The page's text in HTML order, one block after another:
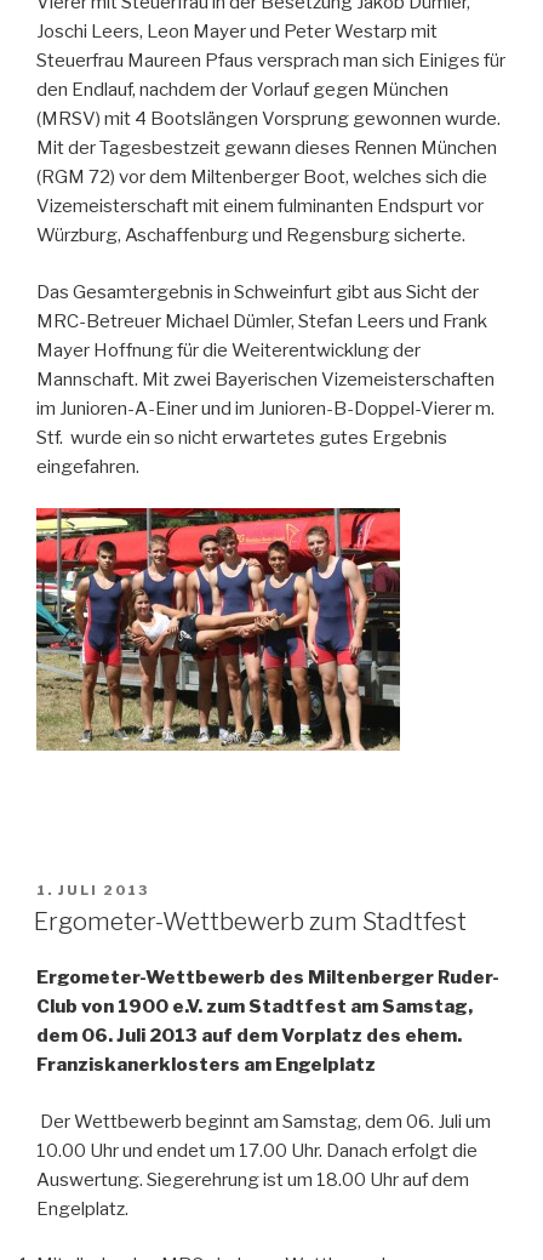
Joschi Leers, Leon Mayer und Peter Westarp mit
Steuerfrau Maureen Pfaus versprach man sich Einiges für
den Endlauf, nachdem der Vorlauf gegen München
(MRSV) mit 4 Bootslängen Vorsprung gewonnen wurde.
Mit der Tagesbestzeit gewann dieses Rennen München
(RGM 72) vor dem Miltenberger Boot, welches sich die
Vizemeisterschaft mit einem fulminanten Endspurt vor
Würzburg, Aschaffenburg und Regensburg sicherte.
Das Gesamtergebnis in Schweinfurt gibt aus Sicht der
MRC-Betreuer Michael Dümler, Stefan Leers und Frank
Mayer Hoffnung für die Weiterentwicklung der
Mannschaft. Mit zwei Bayerischen Vizemeisterschaften
im Junioren-A-Einer und im Junioren-B-Doppel-Vierer m.
Stf. wurde ein so nicht erwartetes gutes Ergebnis
eingefahren.
VERÖFFENTLICHT
AM
1. JULI 2013
Ergometer-Wettbewerb zum Stadtfest
Ergometer-Wettbewerb des Miltenberger Ruder-
Club von 1900 e.V. zum Stadtfest am Samstag,
dem 06. Juli 2013 auf dem Vorplatz des ehem.
Franziskanerklosters am Engelplatz
Der Wettbewerb beginnt am Samstag, dem 06. Juli um
10.00 Uhr und endet um 17.00 Uhr. Danach erfolgt die
Auswertung. Siegerehrung ist um 18.00 Uhr auf dem
Engelplatz.